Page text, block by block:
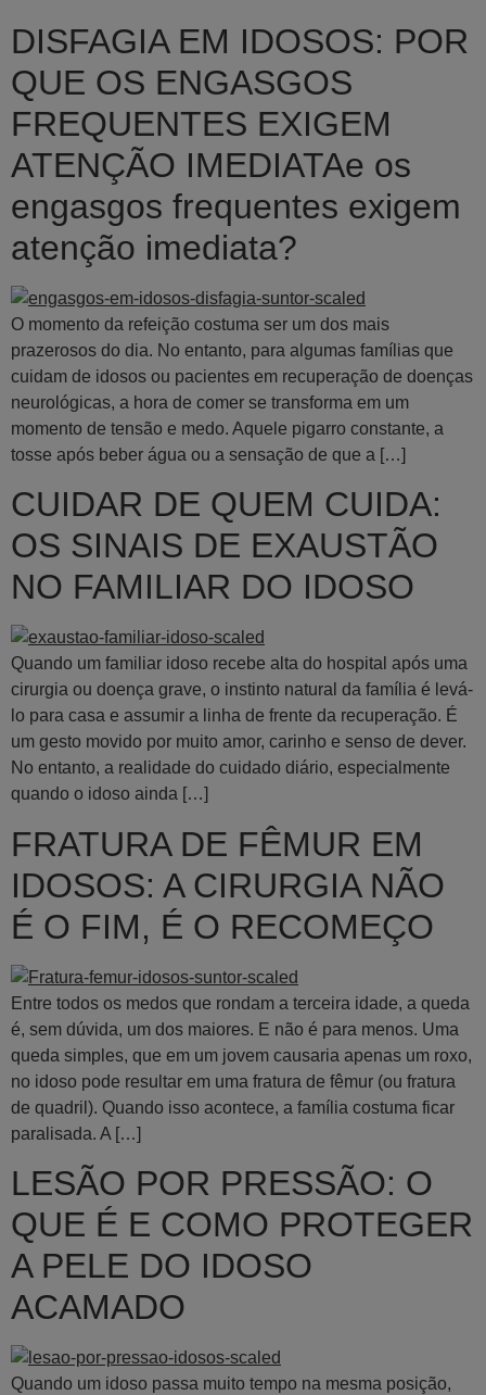
DISFAGIA EM IDOSOS: POR
QUE OS ENGASGOS
FREQUENTES EXIGEM
ATENÇÃO IMEDIATAe os
engasgos frequentes exigem
atenção imediata?
O momento da refeição costuma ser um dos mais
prazerosos do dia. No entanto, para algumas famílias que
cuidam de idosos ou pacientes em recuperação de doenças
neurológicas, a hora de comer se transforma em um
momento de tensão e medo. Aquele pigarro constante, a
tosse após beber água ou a sensação de que a […]
CUIDAR DE QUEM CUIDA:
OS SINAIS DE EXAUSTÃO
NO FAMILIAR DO IDOSO
Quando um familiar idoso recebe alta do hospital após uma
cirurgia ou doença grave, o instinto natural da família é levá-
lo para casa e assumir a linha de frente da recuperação. É
um gesto movido por muito amor, carinho e senso de dever.
No entanto, a realidade do cuidado diário, especialmente
quando o idoso ainda […]
FRATURA DE FÊMUR EM
IDOSOS: A CIRURGIA NÃO
É O FIM, É O RECOMEÇO
Entre todos os medos que rondam a terceira idade, a queda
é, sem dúvida, um dos maiores. E não é para menos. Uma
queda simples, que em um jovem causaria apenas um roxo,
no idoso pode resultar em uma fratura de fêmur (ou fratura
de quadril). Quando isso acontece, a família costuma ficar
paralisada. A […]
LESÃO POR PRESSÃO: O
QUE É E COMO PROTEGER
A PELE DO IDOSO
ACAMADO
Quando um idoso passa muito tempo na mesma posição,